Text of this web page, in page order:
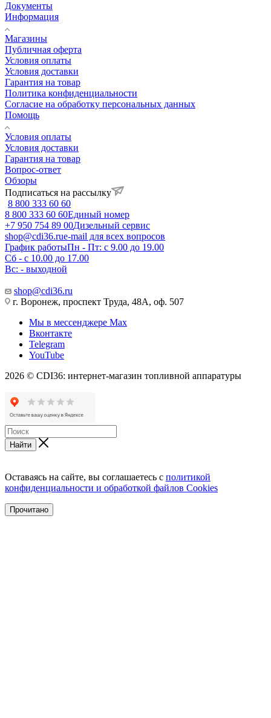
Документы
Информация
Магазины
Публичная оферта
Условия оплаты
Условия доставки
Гарантия на товар
Политика конфиденциальности
Согласие на обработку персональных данных
Помощь
Условия оплаты
Условия доставки
Гарантия на товар
Вопрос-ответ
Обзоры
Подписаться на рассылку
8 800 333 60 60
8 800 333 60 60Единый номер
+7 950 754 89 00Дизельный сервис
shop@cdi36.rue-mail для всех вопросов
График работыПн - Пт: с 9.00 до 19.00
Сб - с 10.00 до 17.00
Вс: - выходной
shop@cdi36.ru
г. Воронеж, проспект Труда, 48А, оф. 507
Мы в мессенджере Max
Вконтакте
Telegram
YouTube
2026 © CDI36: интернет-магазин топливной аппаратуры
Найти
Оставаясь на сайте, вы соглашаетесь с политикой
конфиденциальности и обработкой файлов Cookies
Прочитано